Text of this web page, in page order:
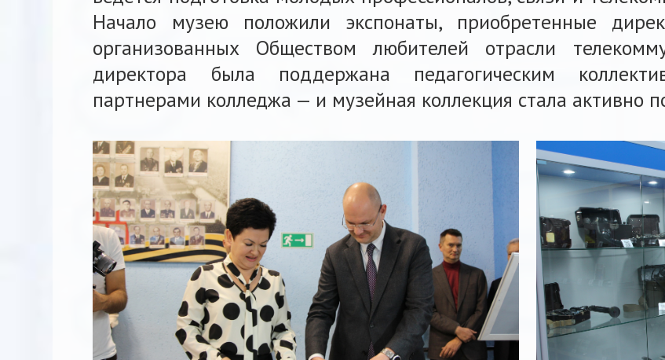
Начало музею положили экспонаты, приобретенные
организованных Обществом любителей отрасли
директора была поддержана педагогическим
партнерами колледжа — и музейная коллекция стала активно